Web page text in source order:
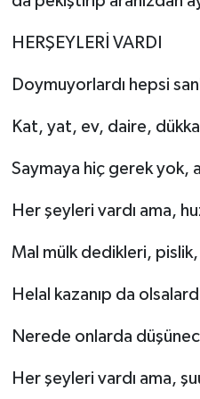
HERŞEYLERİ VARDI
Doymuyorlardı hepsi
Kat, yat, ev, daire,
Saymaya hiç gerek yok,
Her şeyleri vardı ama,
Mal mülk dedikleri,
Helal kazanıp da
Nerede onlarda
Her şeyleri vardı ama,